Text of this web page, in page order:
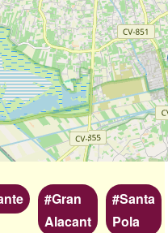
Gran
Alacant
Santa
Pola